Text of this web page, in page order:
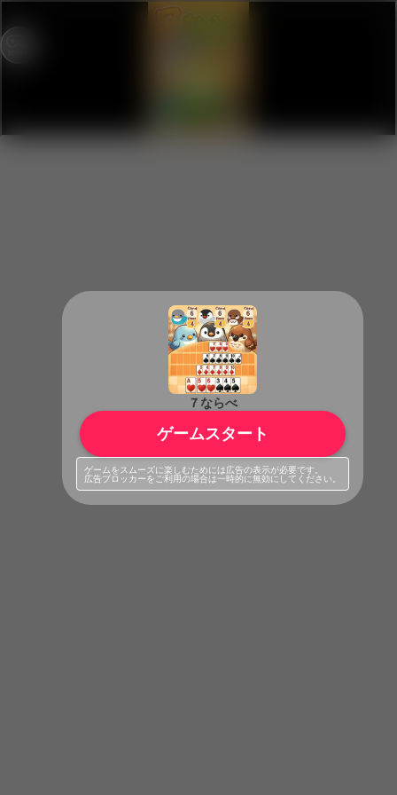
７ならべ
ゲームスタート
ゲームをスムーズに楽しむためには広告の表示が必要です。
広告ブロッカーをご利用の場合は一時的に無効にしてください。